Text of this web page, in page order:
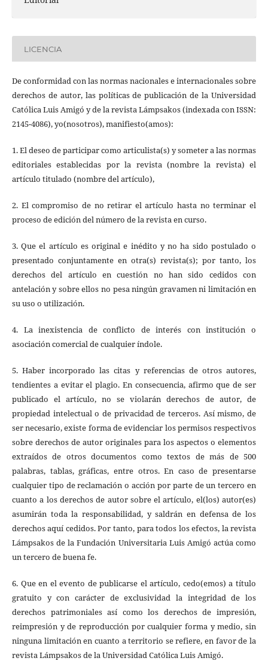
LICENCIA
De conformidad con las normas nacionales e internacionales sobre
derechos de autor, las políticas de publicación de la Universidad
Católica Luis Amigó y de la revista Lámpsakos (indexada con ISSN:
2145-4086), yo(nosotros), manifiesto(amos):
1. El deseo de participar como articulista(s) y someter a las normas
editoriales establecidas por la revista (nombre la revista) el
artículo titulado (nombre del artículo),
2. El compromiso de no retirar el artículo hasta no terminar el
proceso de edición del número de la revista en curso.
3. Que el artículo es original e inédito y no ha sido postulado o
presentado conjuntamente en otra(s) revista(s); por tanto, los
derechos del artículo en cuestión no han sido cedidos con
antelación y sobre ellos no pesa ningún gravamen ni limitación en
su uso o utilización.
4. La inexistencia de conflicto de interés con institución o
asociación comercial de cualquier índole.
5. Haber incorporado las citas y referencias de otros autores,
tendientes a evitar el plagio. En consecuencia, afirmo que de ser
publicado el artículo, no se violarán derechos de autor, de
propiedad intelectual o de privacidad de terceros. Así mismo, de
ser necesario, existe forma de evidenciar los permisos respectivos
sobre derechos de autor originales para los aspectos o elementos
extraídos de otros documentos como textos de más de 500
palabras, tablas, gráficas, entre otros. En caso de presentarse
cualquier tipo de reclamación o acción por parte de un tercero en
cuanto a los derechos de autor sobre el artículo, el(los) autor(es)
asumirán toda la responsabilidad, y saldrán en defensa de los
derechos aquí cedidos. Por tanto, para todos los efectos, la revista
Lámpsakos de la Fundación Universitaria Luis Amigó actúa como
un tercero de buena fe.
6. Que en el evento de publicarse el artículo, cedo(emos) a título
gratuito y con carácter de exclusividad la integridad de los
derechos patrimoniales así como los derechos de impresión,
reimpresión y de reproducción por cualquier forma y medio, sin
ninguna limitación en cuanto a territorio se refiere, en favor de la
revista Lámpsakos de la Universidad Católica Luis Amigó.